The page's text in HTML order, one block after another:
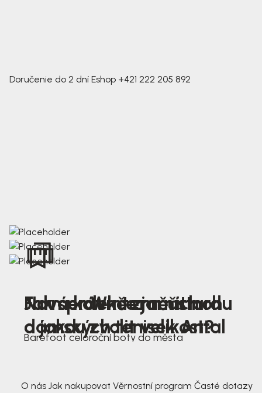
Doručenie do 2 dní Eshop +421 222 205 892
Nová kolekce jarních
dámských tenisek Antal
Jak správně změřit nohu
a jakou zvolit velikost?
Farmer Winter mustard
Barefoot celoroční boty do města
O nás Jak nakupovat Věrnostní program Časté dotazy